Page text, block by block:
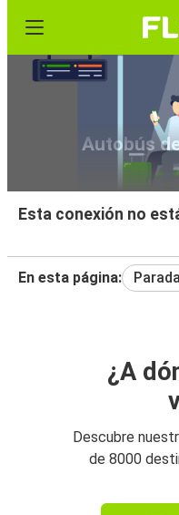
Autobús
Esta conexión no
En esta página:
¿A
Descubre
de 8000